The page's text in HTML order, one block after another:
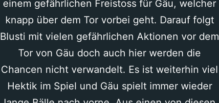
einem gefährlichen Freistoss für Gäu, welcher
knapp über dem Tor vorbei geht. Darauf folgt
Blusti mit vielen gefährlichen Aktionen vor dem
Tor von Gäu doch auch hier werden die
Chancen nicht verwandelt. Es ist weiterhin viel
Hektik im Spiel und Gäu spielt immer wieder